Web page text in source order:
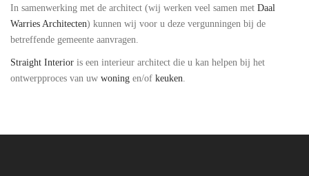
In samenwerking met de architect (wij werken veel samen met Daal
Warries Architecten) kunnen wij voor u deze vergunningen bij de
betreffende gemeente aanvragen.
Straight Interior is een interieur architect die u kan helpen bij het
ontwerpproces van uw woning en/of keuken.